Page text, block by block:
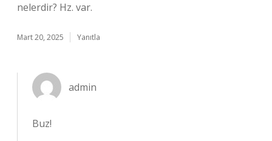
nelerdir? Hz. var.
Mart 20, 2025 Yanıtla
admin
Buz!